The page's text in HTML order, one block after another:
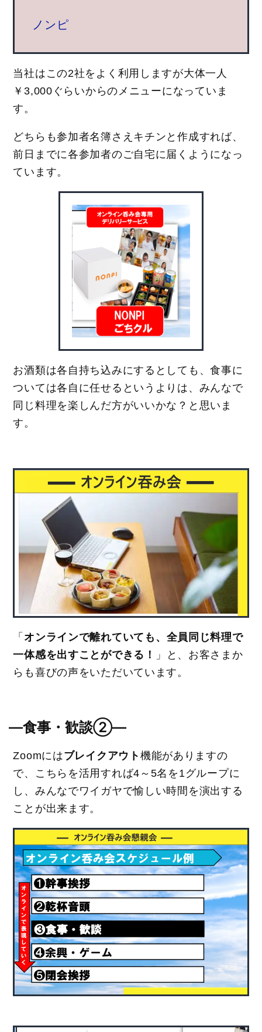
ノンピ
当社はこの2社をよく利用しますが大体一人
￥3,000ぐらいからのメニューになっていま
す。
どちらも参加者名簿さえキチンと作成すれば、
前日までに各参加者のご自宅に届くようになっ
ています。
お酒類は各自持ち込みにするとしても、食事に
ついては各自に任せるというよりは、みんなで
同じ料理を楽しんだ方がいいかな？と思いま
す。
「 オンラインで離れていても、全員同じ料理で
一体感を出すことができる！
」と、お客さまか
らも喜びの声をいただいています。
―食事・歓談②―
Zoomにはブレイクアウト 機能がありますの
で、こちらを活用すれば4～5名を1グループに
し、みんなでワイガヤで愉しい時間を演出する
ことが出来ます。